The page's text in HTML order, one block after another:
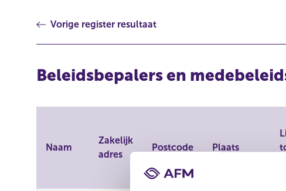
Vorige register resultaat
Beleidsbepalers en
Naam
Zakelijk
adres
Postcode Plaats